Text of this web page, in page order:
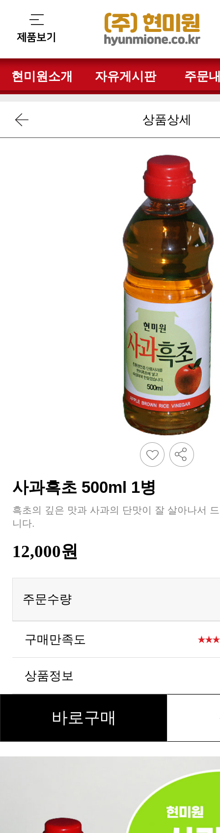
현미원소개 자유게시판 주문
상품상세
사과흑초 500ml 1병
니다.
12,000원
주문수량
구매만족도
상품정보
바로구매